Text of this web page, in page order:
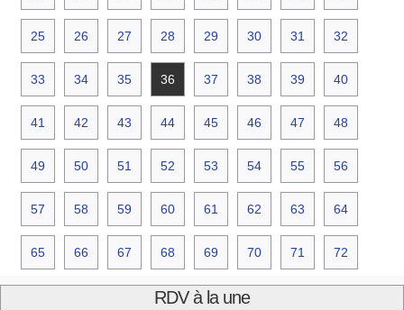
25 26 27 28 29 30 31 32
33 34 35 36 37 38 39 40
41 42 43 44 45 46 47 48
49 50 51 52 53 54 55 56
57 58 59 60 61 62 63 64
65 66 67 68 69 70 71 72
RDV à la une